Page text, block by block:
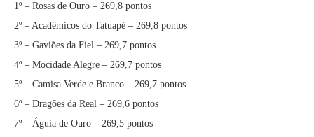
1º – Rosas de Ouro – 269,8 pontos
2º – Acadêmicos do Tatuapé – 269,8 pontos
3º – Gaviões da Fiel – 269,7 pontos
4º – Mocidade Alegre – 269,7 pontos
5º – Camisa Verde e Branco – 269,7 pontos
6º – Dragões da Real – 269,6 pontos
7º – Águia de Ouro – 269,5 pontos